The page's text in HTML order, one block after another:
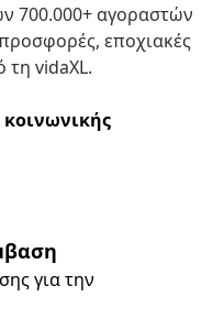
700.000+ αγοραστών
εποχιακές
τη vidaXL.
κοινωνικής
για την